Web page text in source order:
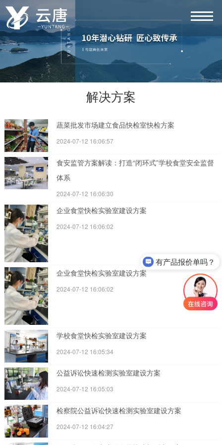
解决方案
蔬菜批发市场建立食品快检室快检方案
2024-07-12 16:06:57
食安监管方案解读：打造“闭环式”学校食堂安全监督
体系
2024-07-12 16:06:30
企业食堂快检实验室建设方案
2024-07-12 16:06:02
企业食堂快检实验室建设方案
2024-07-12 16:06:02
学校食堂快检实验室建设方案
2024-07-12 16:05:34
公益诉讼快速检测实验室建设方案
2024-07-12 16:05:03
检察院公益诉讼快速检测实验室建设方案
2024-07-12 16:04:27
有产品报价单吗？